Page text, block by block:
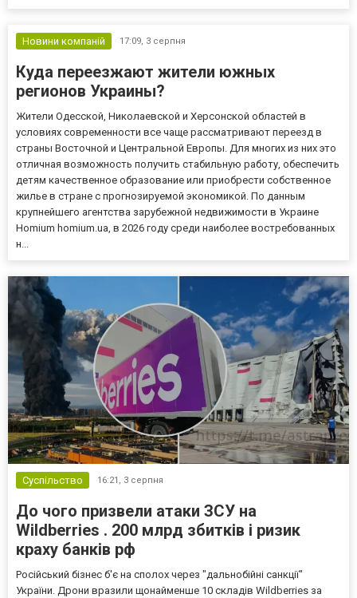
Новини компаній 17:09, 3 серпня
Куда переезжают жители южных
регионов Украины?
Жители Одесской, Николаевской и Херсонской областей в
условиях современности все чаще рассматривают переезд в
страны Восточной и Центральной Европы. Для многих из них это
отличная возможность получить стабильную работу, обеспечить
детям качественное образование или приобрести собственное
жилье в стране с прогнозируемой экономикой. По данным
крупнейшего агентства зарубежной недвижимости в Украине
Homium homium.ua, в 2026 году среди наиболее востребованных
н...
Суспільство 16:21, 3 серпня
До чого призвели атаки ЗСУ на
Wildberries . 200 млрд збитків і ризик
краху банків рф
Російський бізнес б'є на сполох через "дальнобійні санкції"
України. Дрони вразили щонайменше 10 складів Wildberries за